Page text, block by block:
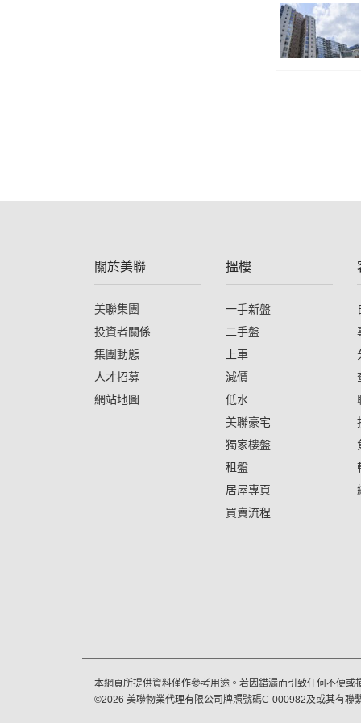
關於美聯
美聯集團
投資者關係
集團動態
人才招募
網站地圖
搵樓
一手新盤
二手盤
上車
減價
低水
美聯豪宅
獨家樓盤
租盤
居屋專頁
買賣流程
本網頁所提供資料僅作參考用途。若因錯漏而引致任何不便
©2026 美聯物業代理有限公司牌照號碼C-000982及或其有聯